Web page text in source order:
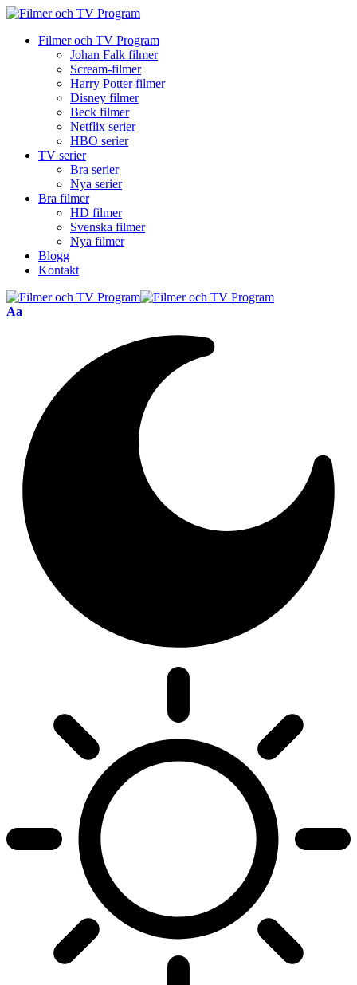
Filmer och TV Program
Johan Falk filmer
Scream-filmer
Harry Potter filmer
Disney filmer
Beck filmer
Netflix serier
HBO serier
TV serier
Bra serier
Nya serier
Bra filmer
HD filmer
Svenska filmer
Nya filmer
Blogg
Kontakt
Font
Aa